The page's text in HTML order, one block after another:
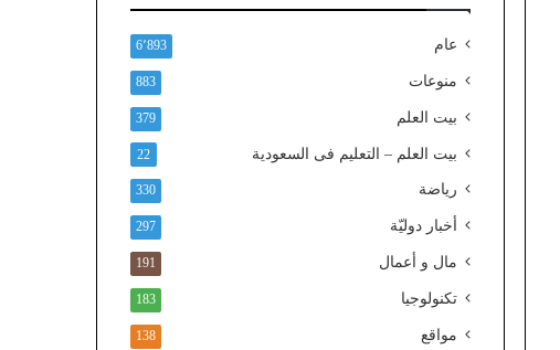
و
ن
ي
ل
م
ح
عام 6٬893
منوعات 883
بيت العلم 379
بيت العلم – التعليم فى السعودية 22
رياضة 330
أخبار دوليّة 297
مال و أعمال 191
تكنولوجيا 183
مواقع 138